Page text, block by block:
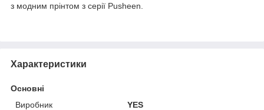
з модним прінтом з серії Pusheen.
Характеристики
Основні
Виробник
YES